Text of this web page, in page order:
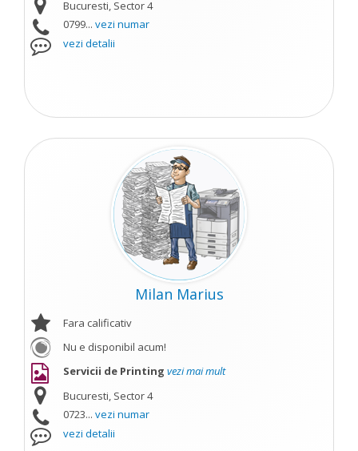
Bucuresti, Sector 4
0799... vezi numar
vezi detalii
Milan Marius
Fara calificativ
Nu e disponibil acum!
Servicii de Printing vezi mai mult
Bucuresti, Sector 4
0723... vezi numar
vezi detalii